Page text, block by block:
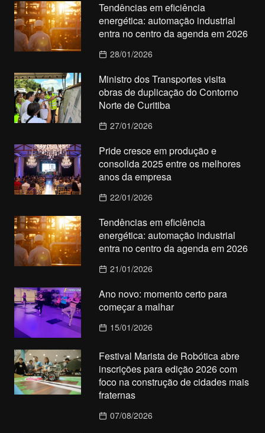
Tendências em eficiência
energética: automação industrial
entra no centro da agenda em 2026
28/01/2026
Ministro dos Transportes visita
obras de duplicação do Contorno
Norte de Curitiba
27/01/2026
Pride cresce em produção e
consolida 2025 entre os melhores
anos da empresa
22/01/2026
Tendências em eficiência
energética: automação industrial
entra no centro da agenda em 2026
21/01/2026
Ano novo: momento certo para
começar a malhar
15/01/2026
Festival Marista de Robótica abre
inscrições para edição 2026 com
foco na construção de cidades mais
fraternas
07/08/2026